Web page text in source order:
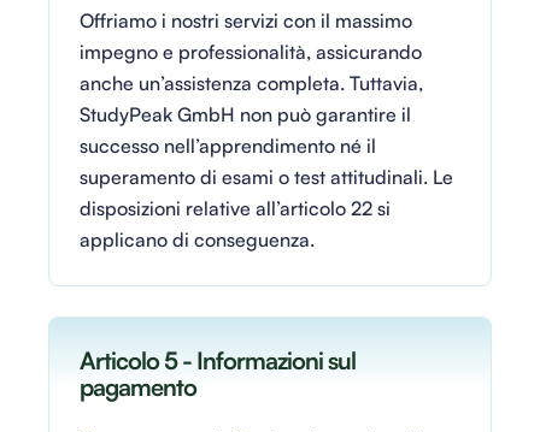
Offriamo i nostri servizi con il massimo
impegno e professionalità, assicurando
anche un’assistenza completa. Tuttavia,
StudyPeak GmbH non può garantire il
successo nell’apprendimento né il
superamento di esami o test attitudinali. Le
disposizioni relative all’articolo 22 si
applicano di conseguenza.
Articolo 5 - Informazioni sul
pagamento